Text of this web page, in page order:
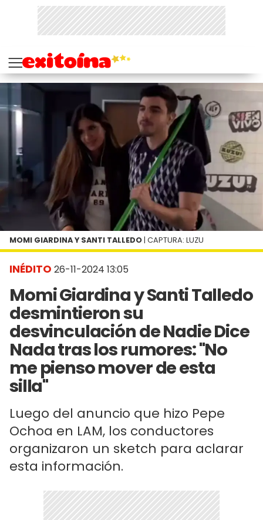
INÉDITO 26-11-2024 13:05
Momi Giardina y Santi Talledo
desmintieron su
desvinculación de Nadie Dice
Nada tras los rumores: "No
me pienso mover de esta
silla"
Luego del anuncio que hizo Pepe
Ochoa en LAM, los conductores
organizaron un sketch para aclarar
esta información.
MOMI GIARDINA Y SANTI TALLEDO | CAPTURA: LUZU